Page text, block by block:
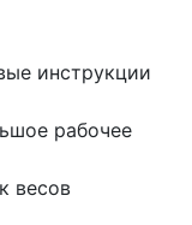
инструкции
рабочее
весов